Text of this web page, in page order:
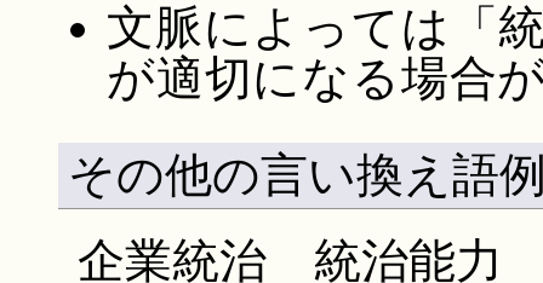
文脈によっては「
が適切になる場合
その他の言い換え語
企業統治 統治能力